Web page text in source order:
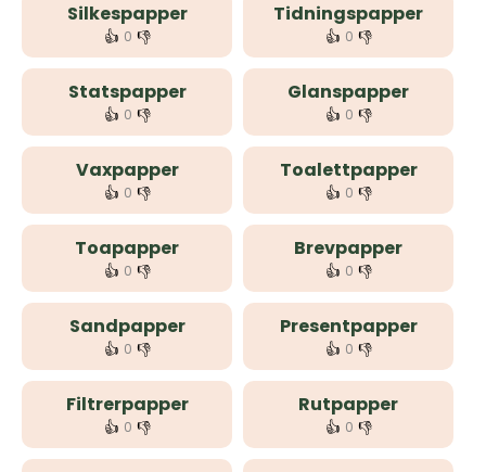
Silkespapper
👍 0 👎
Tidningspapper
👍 0 👎
Statspapper
👍 0 👎
Glanspapper
👍 0 👎
Vaxpapper
👍 0 👎
Toalettpapper
👍 0 👎
Toapapper
👍 0 👎
Brevpapper
👍 0 👎
Sandpapper
👍 0 👎
Presentpapper
👍 0 👎
Filtrerpapper
👍 0 👎
Rutpapper
👍 0 👎